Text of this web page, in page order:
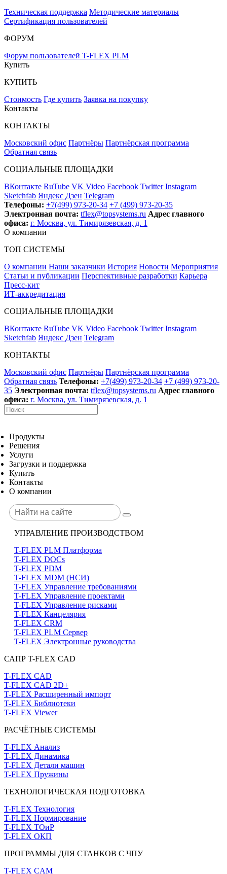
Техническая поддержка Методические материалы
Сертификация пользователей
ФОРУМ
Форум пользователей T-FLEX PLM
Купить
КУПИТЬ
Стоимость Где купить Заявка на покупку
Контакты
КОНТАКТЫ
Московский офис Партнёры Партнёрская программа
Обратная связь
СОЦИАЛЬНЫЕ ПЛОЩАДКИ
ВКонтакте RuTube VK Video Facebook Twitter Instagram
Sketchfab Яндекс Дзен Telegram
Телефоны: +7(499) 973-20-34 +7 (499) 973-20-35
Электронная почта: tflex@topsystems.ru Адрес главного
офиса: г. Москва, ул. Тимирязевская, д. 1
О компании
ТОП СИСТЕМЫ
О компании Наши заказчики История Новости Мероприятия
Статьи и публикации Перспективные разработки Карьера
Пресс-кит
ИТ-аккредитация
СОЦИАЛЬНЫЕ ПЛОЩАДКИ
ВКонтакте RuTube VK Video Facebook Twitter Instagram
Sketchfab Яндекс Дзен Telegram
КОНТАКТЫ
Московский офис Партнёры Партнёрская программа
Обратная связь Телефоны: +7(499) 973-20-34 +7 (499) 973-20-
35 Электронная почта: tflex@topsystems.ru Адрес главного
офиса: г. Москва, ул. Тимирязевская, д. 1
Продукты
Решения
Услуги
Загрузки и поддержка
Купить
Контакты
О компании
УПРАВЛЕНИЕ ПРОИЗВОДСТВОМ
T-FLEX PLM Платформа
T-FLEX DOCs
T-FLEX PDM
T-FLEX MDM (НСИ)
T-FLEX Управление требованиями
T-FLEX Управление проектами
T-FLEX Управление рисками
T-FLEX Канцелярия
T-FLEX CRM
T-FLEX PLM Сервер
T-FLEX Электронные руководства
САПР T-FLEX CAD
T-FLEX CAD
T-FLEX CAD 2D+
T-FLEX Расширенный импорт
T-FLEX Библиотеки
T-FLEX Viewer
РАСЧЁТНЫЕ СИСТЕМЫ
T-FLEX Анализ
T-FLEX Динамика
T-FLEX Детали машин
T-FLEX Пружины
ТЕХНОЛОГИЧЕСКАЯ ПОДГОТОВКА
T-FLEX Технология
T-FLEX Нормирование
T-FLEX ТОиР
T-FLEX ОКП
ПРОГРАММЫ ДЛЯ СТАНКОВ С ЧПУ
T-FLEX CAM